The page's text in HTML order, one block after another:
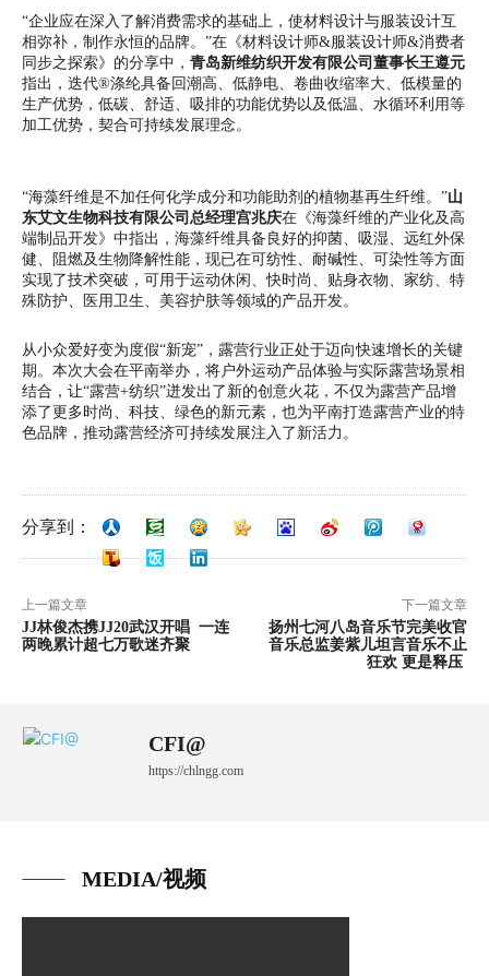
“企业应在深入了解消费需求的基础上，使材料设计与服装设计互
相弥补，制作永恒的品牌。”在《材料设计师&服装设计师&消费者
同步之探索》的分享中， 青岛新维纺织开发有限公司董事长王遵元
指出，迭代®涤纶具备回潮高、低静电、卷曲收缩率大、低模量的
生产优势，低碳、舒适、吸排的功能优势以及低温、水循环利用等
加工优势，契合可持续发展理念。
“海藻纤维是不加任何化学成分和功能助剂的植物基再生纤维。”山
东艾文生物科技有限公司总经理宫兆庆在《海藻纤维的产业化及高
端制品开发》中指出，海藻纤维具备良好的抑菌、吸湿、远红外保
健、阻燃及生物降解性能，现已在可纺性、耐碱性、可染性等方面
实现了技术突破，可用于运动休闲、快时尚、贴身衣物、家纺、特
殊防护、医用卫生、美容护肤等领域的产品开发。
从小众爱好变为度假“新宠”，露营行业正处于迈向快速增长的关键
期。本次大会在平南举办，将户外运动产品体验与实际露营场景相
结合，让“露营+纺织”迸发出了新的创意火花，不仅为露营产品增
添了更多时尚、科技、绿色的新元素，也为平南打造露营产业的特
色品牌，推动露营经济可持续发展注入了新活力。
分享到：
上一篇文章
JJ林俊杰携JJ20武汉开唱 一连
两晚累计超七万歌迷齐聚
下一篇文章
扬州七河八岛音乐节完美收官
音乐总监姜紫儿坦言音乐不止
狂欢 更是释压
CFI@
https://chlngg.com
MEDIA/视频